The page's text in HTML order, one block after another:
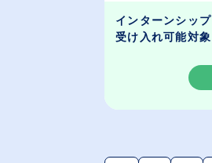
インターンシップ
受け入れ可能対象